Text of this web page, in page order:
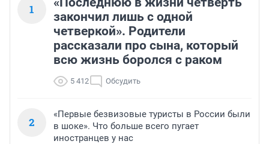
1
закончил лишь с одной
четверкой». Родители
рассказали про сына, который
всю жизнь боролся с раком
5 412 Обсудить
2
«Первые безвизовые туристы в России были
в шоке». Что больше всего пугает
иностранцев у нас